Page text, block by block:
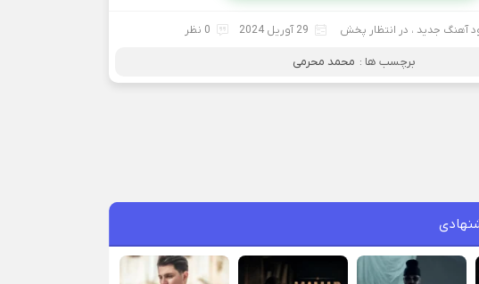
آهنگ جدید ، در انتظار پخش 29 آوریل 2024 0 نظر
برچسب ها : محمد محرمی